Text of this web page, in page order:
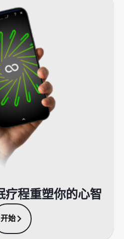
疗程重塑你的心智
开始